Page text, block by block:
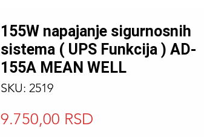
155W napajanje sigurnosnih
sistema ( UPS Funkcija ) AD-
155A MEAN WELL
SKU: 2519
9.750,00 RSD